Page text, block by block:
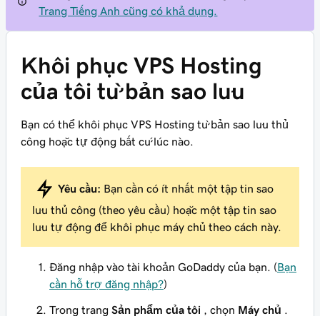
Trang Tiếng Anh cũng có khả dụng.
Khôi phục VPS Hosting
của tôi từ bản sao lưu
Bạn có thể khôi phục VPS Hosting từ bản sao lưu thủ
công hoặc tự động bất cứ lúc nào.
Yêu cầu: Bạn cần có ít nhất một tập tin sao
lưu thủ công (theo yêu cầu) hoặc một tập tin sao
lưu tự động để khôi phục máy chủ theo cách này.
Đăng nhập vào tài khoản GoDaddy của bạn. (Bạn
cần hỗ trợ đăng nhập?)
Trong trang Sản phẩm của tôi , chọn Máy chủ